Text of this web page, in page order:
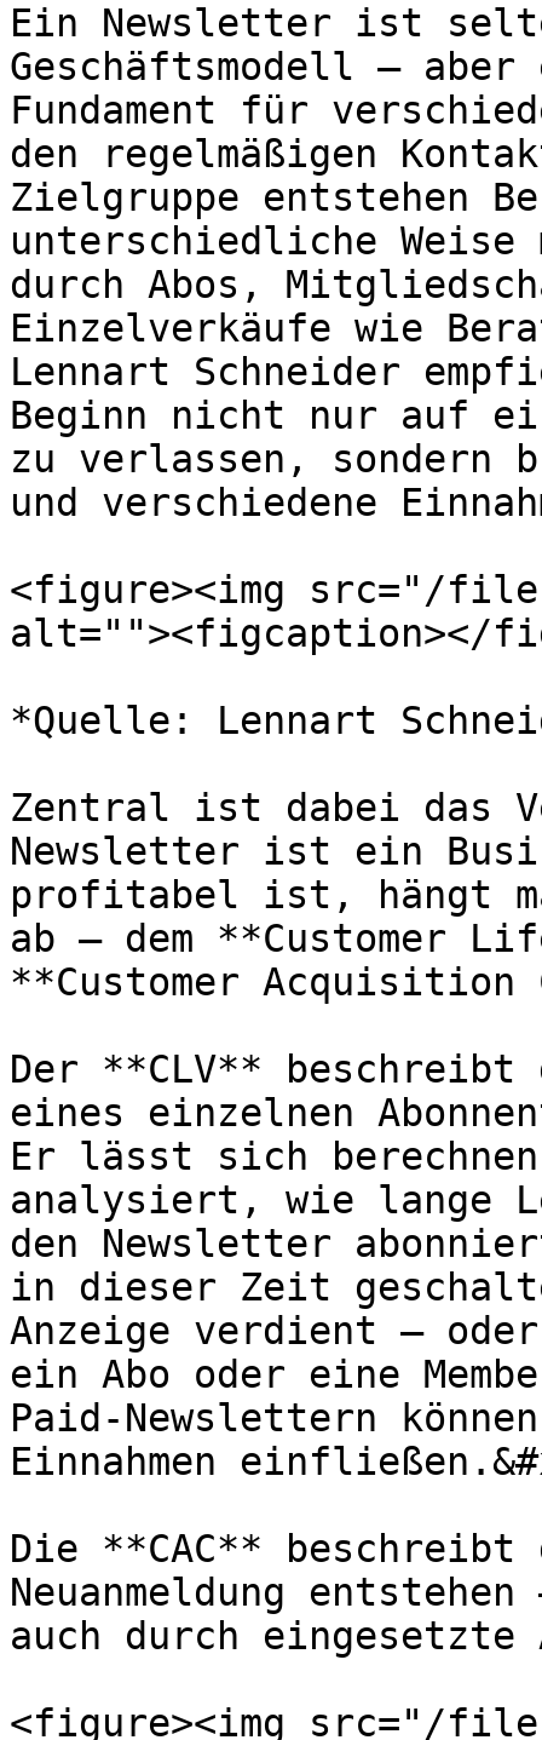
Ein Newsletter ist
Geschäftsmodell –
Fundament für
den regelmäßigen
Zielgruppe entstehen
unterschiedliche
durch Abos,
Einzelverkäufe wie
Lennart Schneider
Beginn nicht nur auf
zu verlassen,
und verschiedene
<figure><img src="/files/
alt=""><figcaption></
*Quelle: Lennart
Zentral ist dabei das
Newsletter ist ein
profitabel ist, hängt
ab – dem **Customer
**Customer Acquisition
Der **CLV**
eines einzelnen
Er lässt sich
analysiert, wie lange
den Newsletter
in dieser Zeit
Anzeige verdient –
ein Abo oder eine
Paid-Newslettern
Einnahmen
Die **CAC**
Neuanmeldung
auch durch
<figure><img src="/files/